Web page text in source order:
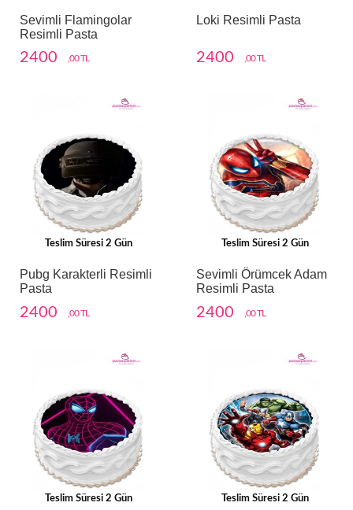
Sevimli Flamingolar
Resimli Pasta
2400 ,00 TL
Loki Resimli Pasta
2400 ,00 TL
Teslim Süresi 2 Gün
Pubg Karakterli Resimli
Pasta
2400 ,00 TL
Teslim Süresi 2 Gün
Sevimli Örümcek Adam
Resimli Pasta
2400 ,00 TL
Teslim Süresi 2 Gün Teslim Süresi 2 Gün